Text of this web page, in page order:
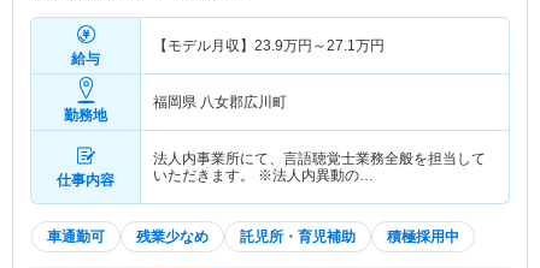
給与
【モデル月収】 23.9万円～27.1 万円
勤務地
福岡県 八女郡広川町
仕事内容
法人内事業所にて、言語聴覚士業務全般を担当して
いただきます。 ※法人内異動の…
車通勤可 残業少なめ 託児所・育児補助 積極採用中